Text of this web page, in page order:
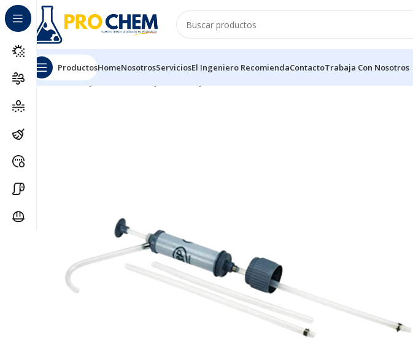
ProductosHomeNosotrosServiciosEl Ingeniero RecomiendaContactoTrabaja Con Nosotros
Inicio MAQUINARIAS Y EQUIPOS